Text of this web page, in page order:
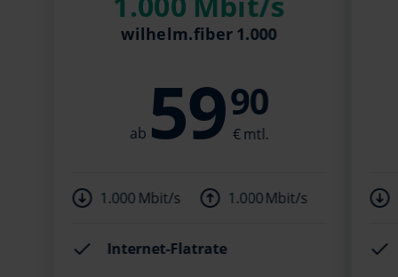
wilhelm.fiber 1.000
5990
1.000 Mbit/s 1.000 Mbit/s
Internet-Flatrate